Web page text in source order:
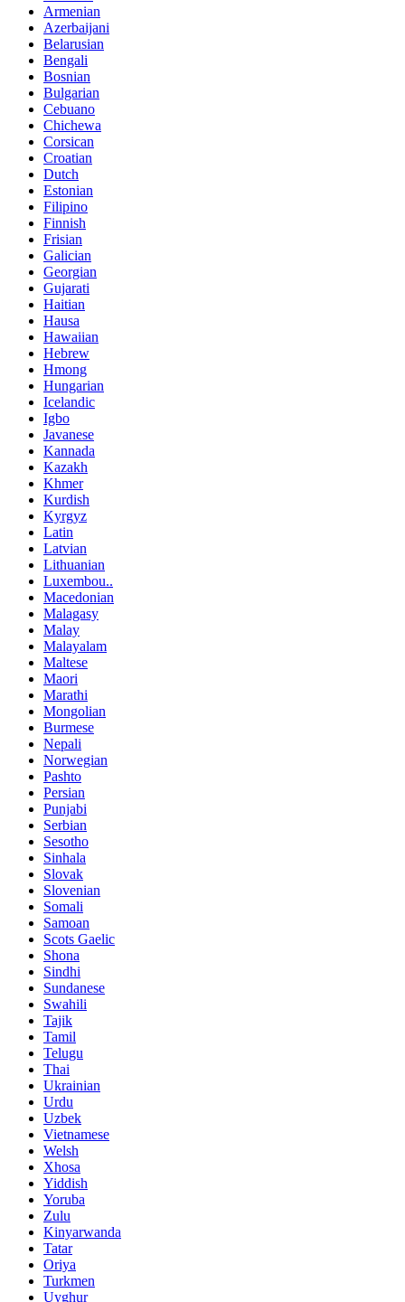
Armenian
Azerbaijani
Belarusian
Bengali
Bosnian
Bulgarian
Cebuano
Chichewa
Corsican
Croatian
Dutch
Estonian
Filipino
Finnish
Frisian
Galician
Georgian
Gujarati
Haitian
Hausa
Hawaiian
Hebrew
Hmong
Hungarian
Icelandic
Igbo
Javanese
Kannada
Kazakh
Khmer
Kurdish
Kyrgyz
Latin
Latvian
Lithuanian
Luxembou..
Macedonian
Malagasy
Malay
Malayalam
Maltese
Maori
Marathi
Mongolian
Burmese
Nepali
Norwegian
Pashto
Persian
Punjabi
Serbian
Sesotho
Sinhala
Slovak
Slovenian
Somali
Samoan
Scots Gaelic
Shona
Sindhi
Sundanese
Swahili
Tajik
Tamil
Telugu
Thai
Ukrainian
Urdu
Uzbek
Vietnamese
Welsh
Xhosa
Yiddish
Yoruba
Zulu
Kinyarwanda
Tatar
Oriya
Turkmen
Uyghur